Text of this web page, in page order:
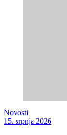
Novosti
15. srpnja 2026